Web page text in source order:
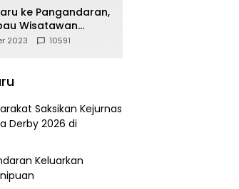
ke Pangandaran,
Wisatawan
Jalur Arteri
2023 10591
Saksikan Kejurnas
Derby 2026 di
Keluarkan